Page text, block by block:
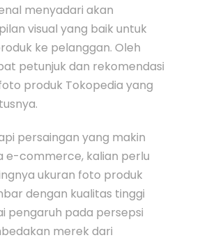
menyadari akan
visual yang baik untuk
ke pelanggan. Oleh
petunjuk dan rekomendasi
produk Tokopedia yang
persaingan yang makin
e-commerce, kalian perlu
ukuran foto produk
dengan kualitas tinggi
pengaruh pada persepsi
merek dari